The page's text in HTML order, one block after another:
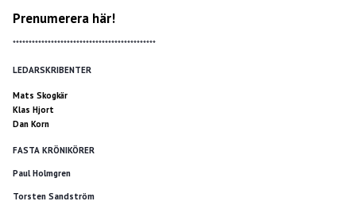
Prenumerera här!
*********************************************
LEDARSKRIBENTER
Mats Skogkär
Klas Hjort
Dan Korn
FASTA KRÖNIKÖRER
Paul Holmgren
Torsten Sandström